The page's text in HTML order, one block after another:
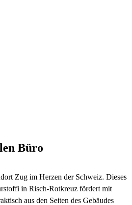
Büro
Zug im Herzen der Schweiz. Dieses
in Risch-Rotkreuz fördert mit
aus den Seiten des Gebäudes